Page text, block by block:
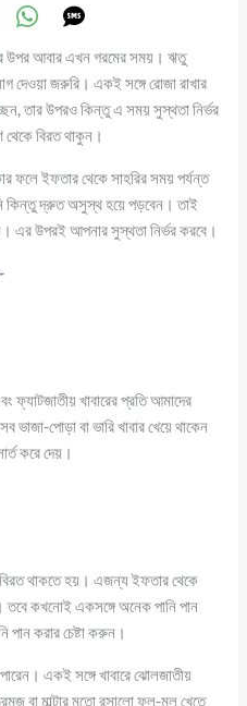
উপর আবার এখন গরমের সময়। ঋতু
দেওয়া জরুরি। একই সঙ্গে রোজা রাখার
তার উপরও কিন্তু এ সময় সুস্থতা নির্ভর
থেকে বিরত থাকুন।
ফলে ইফতার থেকে সাহরির সময় পর্যন্ত
কিন্তু দ্রুত অসুস্থ হয়ে পড়বেন। তাই
এর উপরই আপনার সুস্থতা নির্ভর করবে।
ফ্যাটজাতীয় খাবারের প্রতি আমাদের
পোড়া বা ভারি খাবার খেয়ে থাকেন
করে দেয়।
বিরত থাকতে হয়। এজন্য ইফতার থেকে
কখনোই একসঙ্গে অনেক পানি পান
করার চেষ্টা করুন।
একই সঙ্গে খাবারে ঝোলজাতীয়
বা মাল্টার মতো রসালো ফল-মূল খেতে